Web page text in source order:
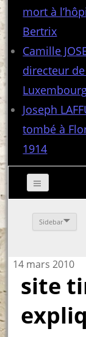
mort à
Bertrix
Camille
directeur de
Joseph
tombé à
1914
Sidebar
14 mars 2010
site